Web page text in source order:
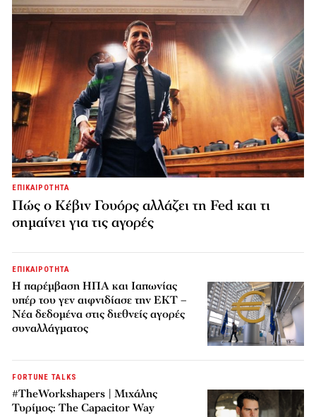
ΕΠΙΚΑΙΡΟΤΗΤΑ
Πώς ο Κέβιν Γουόρς αλλάζει τη Fed και τι
σημαίνει για τις αγορές
ΕΠΙΚΑΙΡΟΤΗΤΑ
Η παρέμβαση ΗΠΑ και Ιαπωνίας
υπέρ του γεν αιφνιδίασε την ΕΚΤ –
Νέα δεδομένα στις διεθνείς αγορές
συναλλάγματος
FORTUNE TALKS
#TheWorkshapers | Μιχάλης
Τυρίμος: The Capacitor Way